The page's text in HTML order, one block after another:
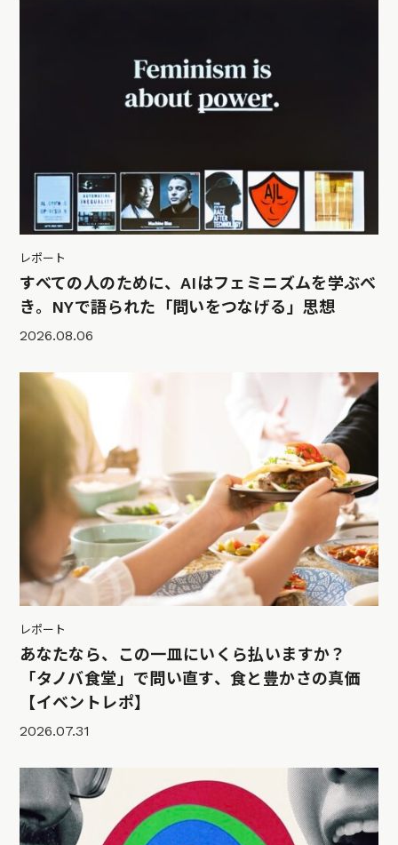
レポート
すべての人のために、AIはフェミニズムを学ぶべ
き。NYで語られた「問いをつなげる」思想
2026.08.06
レポート
あなたなら、この一皿にいくら払いますか？
「タノバ食堂」で問い直す、食と豊かさの真価
【イベントレポ】
2026.07.31